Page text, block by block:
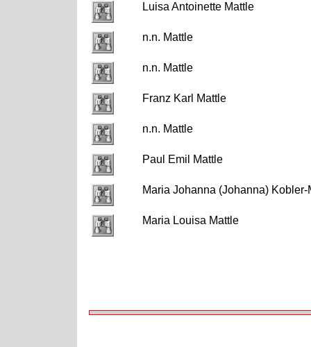
Luisa Antoinette Mattle
n.n. Mattle
n.n. Mattle
Franz Karl Mattle
n.n. Mattle
Paul Emil Mattle
Maria Johanna (Johanna) Kobler-
Maria Louisa Mattle